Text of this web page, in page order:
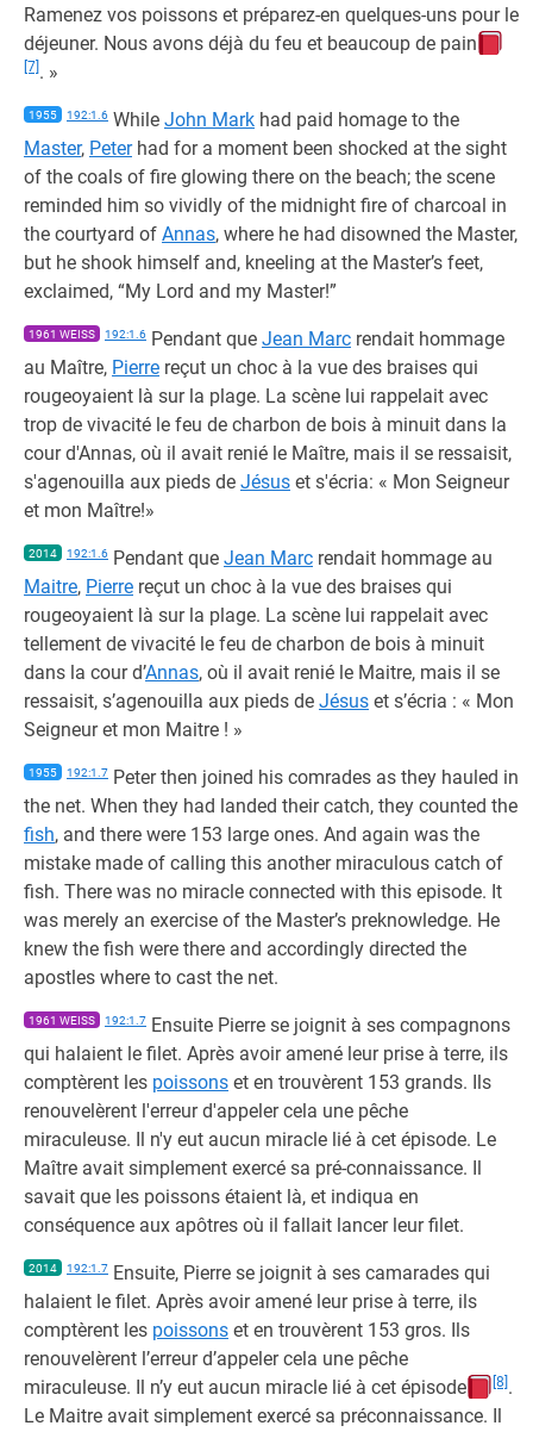
Ramenez vos poissons et préparez-en quelques-uns pour le
déjeuner. Nous avons déjà du feu et beaucoup de pain
[7] . »
1955 192:1.6 While John Mark had paid homage to the
Master, Peterhad for a moment been shocked at the sight
of the coals of fire glowing there on the beach; the scene
reminded him so vividly of the midnight fire of charcoal in
the courtyard of Annas, where he had disowned the Master,
but he shook himself and, kneeling at the Master’s feet,
exclaimed, “My Lord and my Master!”
1961 WEISS 192:1.6 Pendant que Jean Marc rendait hommage
au Maître, Pierre reçut un choc à la vue des braises qui
rougeoyaient là sur la plage. La scène lui rappelait avec
trop de vivacité le feu de charbon de bois à minuit dans la
cour d'Annas, où il avait renié le Maître, mais il se ressaisit,
s'agenouilla aux pieds de Jésus et s'écria: « Mon Seigneur
et mon Maître!»
2014 192:1.6 Pendant que Jean Marc rendait hommage au
Maitre, Pierre reçut un choc à la vue des braises qui
rougeoyaient là sur la plage. La scène lui rappelait avec
tellement de vivacité le feu de charbon de bois à minuit
dans la cour d’Annas, où il avait renié le Maitre, mais il se
ressaisit, s’agenouilla aux pieds de Jésus et s’écria : « Mon
Seigneur et mon Maitre ! »
1955 192:1.7 Peter then joined his comrades as they hauled in
the net. When they had landed their catch, they counted the
fish, and there were 153 large ones. And again was the
mistake made of calling this another miraculous catch of
fish. There was no miracle connected with this episode. It
was merely an exercise of the Master’s preknowledge. He
knew the fish were there and accordingly directed the
apostles where to cast the net.
1961 WEISS 192:1.7 Ensuite Pierre se joignit à ses compagnons
qui halaient le filet. Après avoir amené leur prise à terre, ils
comptèrent les poissons et en trouvèrent 153 grands. Ils
renouvelèrent l'erreur d'appeler cela une pêche
miraculeuse. Il n'y eut aucun miracle lié à cet épisode. Le
Maître avait simplement exercé sa pré-connaissance. Il
savait que les poissons étaient là, et indiqua en
conséquence aux apôtres où il fallait lancer leur filet.
2014 192:1.7 Ensuite, Pierre se joignit à ses camarades qui
halaient le filet. Après avoir amené leur prise à terre, ils
comptèrent les poissons et en trouvèrent 153 gros. Ils
renouvelèrent l’erreur d’appeler cela une pêche
miraculeuse. Il n’y eut aucun miracle lié à cet épisode
[8] .
Le Maitre avait simplement exercé sa préconnaissance. Il